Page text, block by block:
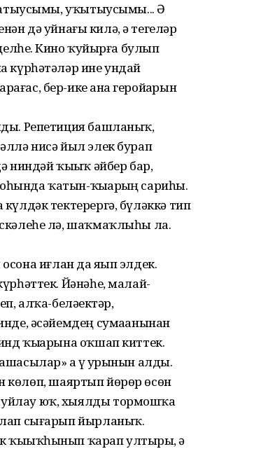
уҡытыусымы... Ә
дә уйнағы килә, ә тегеләр
Кино ҡуйырға булып
күрһәтәләр ине ундай
бер-ике аҙна геройҙарын
Репетиция башланыҡ,
нисә йыл элек бурап
ниндәй ҡыҙыҡ әйбер бар,
ҡатын-ҡыҙҙарҙың сариһы.
тектерергә, бүләккә тип
лә, шаҡмаҡлыһы ла.
осона иғлан да яҙып элдек.
Йәнәһе, малай-
алҡа-беләҙектәр,
әсәйемдең сумаҙанынан
ҡыҙҙарына оҡшап киттек.
ҙа үҙ урынын алды.
көлөп, шаяртып йөрөр өсөн
юҡ, хыялды тормошҡа
сығарып йырланыҡ.
ҡарап ултырҙы, ә